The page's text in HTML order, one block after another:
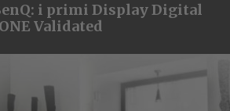
i primi Display Digital
Validated